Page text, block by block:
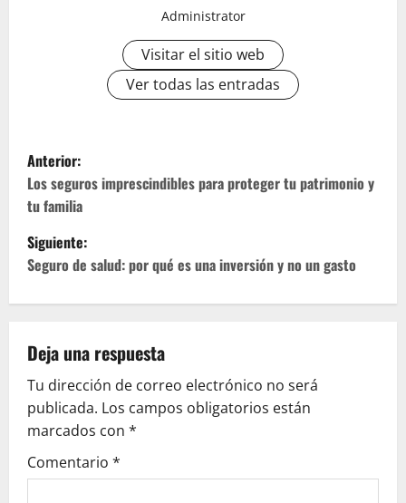
Administrator
Visitar el sitio web
Ver todas las entradas
N
a
v
e
g
a
c
i
ó
Anterior:
Los seguros imprescindibles para proteger tu patrimonio y
tu familia
Siguiente:
Seguro de salud: por qué es una inversión y no un gasto
Deja una respuesta
Tu dirección de correo electrónico no será
publicada. Los campos obligatorios están
marcados con *
Comentario *